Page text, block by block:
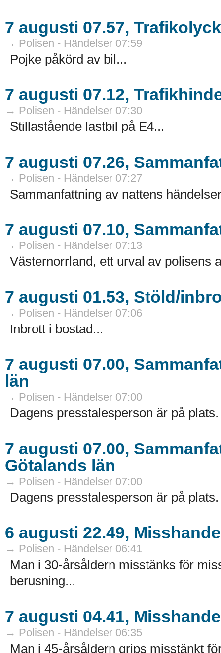
7 augusti 07.57,
→ Polisen - Händelser 07:59
Pojke påkörd av bil...
7 augusti 07.12,
→ Polisen - Händelser 07:30
Stillastående lastbil på E4...
7 augusti 07.26,
→ Polisen - Händelser 07:27
Sammanfattning av nattens
7 augusti 07.10,
→ Polisen - Händelser 07:13
Västernorrland, ett urval av polisens
7 augusti 01.53, Stöld/
→ Polisen - Händelser 07:06
Inbrott i bostad...
7 augusti 07.00,
län
→ Polisen - Händelser 07:00
Dagens presstalesperson är på
7 augusti 07.00,
Götalands län
→ Polisen - Händelser 07:00
Dagens presstalesperson är på
6 augusti 22.49,
→ Polisen - Händelser 06:41
Man i 30-årsåldern misstänks för
berusning...
7 augusti 04.41,
→ Polisen - Händelser 06:35
Man i 45-årsåldern grips misstänkt